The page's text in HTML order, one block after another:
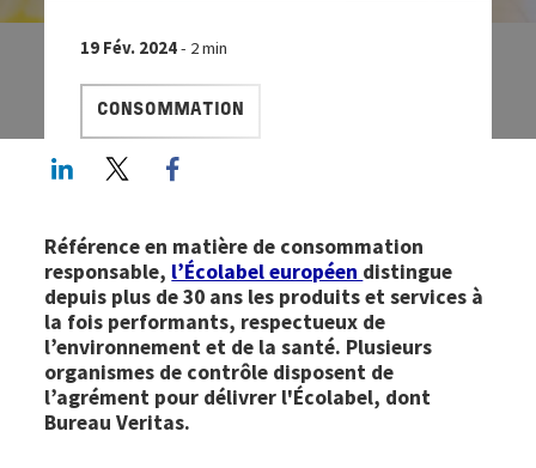
19 Fév. 2024- 2 min
CONSOMMATION
LinkedInTwitter
Référence en matière de consommation
responsable, l’Écolabel européen distingue
depuis plus de 30 ans les produits et services à
la fois performants, respectueux de
l’environnement et de la santé. Plusieurs
organismes de contrôle disposent de
l’agrément pour délivrer l'Écolabel, dont
Bureau Veritas.